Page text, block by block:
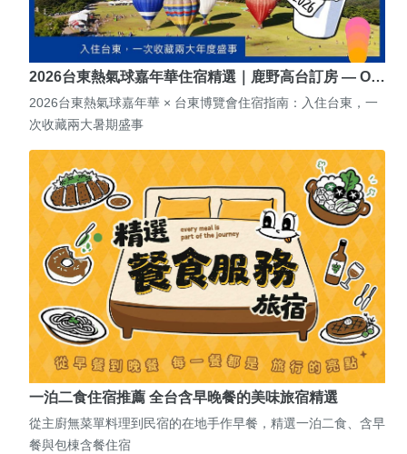
2026台東熱氣球嘉年華住宿精選｜鹿野高台訂房 — O…
2026台東熱氣球嘉年華 × 台東博覽會住宿指南：入住台東，一
次收藏兩大暑期盛事
一泊二食住宿推薦 全台含早晚餐的美味旅宿精選
從主廚無菜單料理到民宿的在地手作早餐，精選一泊二食、含早
餐與包棟含餐住宿